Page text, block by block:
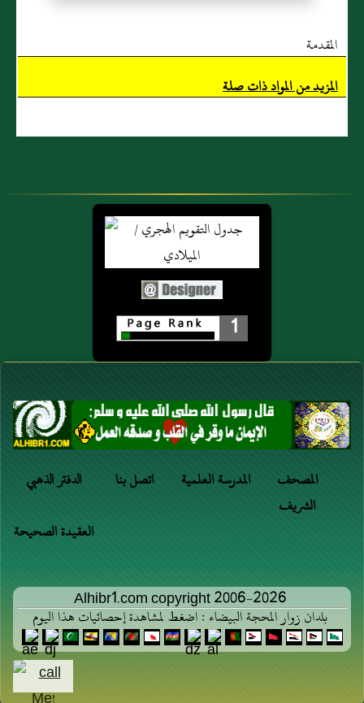
المقدمة
المزيد من المواد ذات صلة
1
الدفتر الذهبي اتصل بنا المدرسة العلمية
المصحف
الشريف
العقيدة الصحيحة
Alhibr1.com copyright 2006-2026
بلدان زوار المحجة البيضاء : اضغط لمشاهدة إحصائيات هذا اليوم